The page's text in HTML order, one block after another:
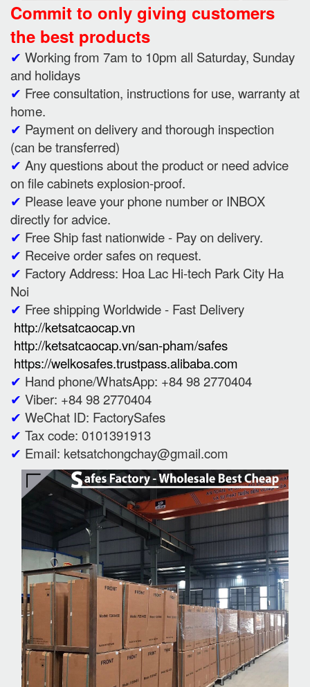
Commit to only giving customers
the best products
✔ Working from 7am to 10pm all Saturday, Sunday
and holidays
✔ Free consultation, instructions for use, warranty at
home.
✔ Payment on delivery and thorough inspection
(can be transferred)
✔ Any questions about the product or need advice
on file cabinets explosion-proof.
✔ Please leave your phone number or INBOX
directly for advice.
✔ Free Ship fast nationwide - Pay on delivery.
✔ Receive order safes on request.
✔ Factory Address: Hoa Lac Hi-tech Park City Ha
Noi
✔ Free shipping Worldwide - Fast Delivery
http://ketsatcaocap.vn
http://ketsatcaocap.vn/san-pham/safes
https://welkosafes.trustpass.alibaba.com
✔ Hand phone/WhatsApp: +84 98 2770404
✔ Viber: +84 98 2770404
✔ WeChat ID: FactorySafes
✔ Tax code: 0101391913
✔ Email: ketsatchongchay@gmail.com